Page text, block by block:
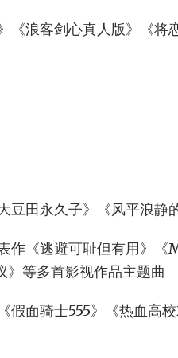
《浪客剑心真人版》《将
豆田永久子》《风平浪静
作《逃避可耻但有用》《
》等多首影视作品主题曲
面骑士555》《热血高校